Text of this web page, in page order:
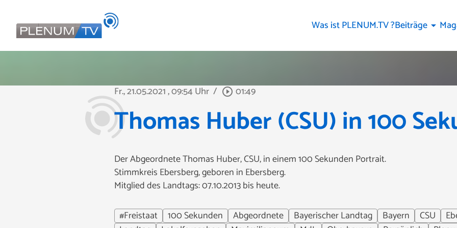
Was ist PLENUM.TV ?Beiträge arrow_drop_down
Fr., 21.05.2021, 09:54 Uhr / play_circle_outline 01:49
Thomas Huber (CSU) in 100
Der Abgeordnete Thomas Huber, CSU, in einem 100 Sekunden Portrait.
Stimmkreis Ebersberg, geboren in Ebersberg.
Mitglied des Landtags: 07.10.2013 bis heute.
#Freistaat
100 Sekunden Abgeordnete Bayerischer Landtag Bayern CSU